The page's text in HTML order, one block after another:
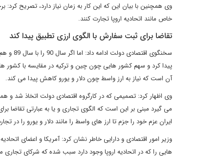
وی همچنین با بیان این که این کار به زمان نیاز دارد، تصریح
خاص مانند اتحادیه اروپا تجارت کنند.
تقاضا برای ثبت سفارش با الگوی ارزی تطبیق پیدا کند
پیدا کرد و سهم کشور هایی چون چین و ترکیه در مقایسه با کشور
آن است که نیاز به ارز واسط چون دلار و یورو کاهش پیدا می کند.
وی اظهار کرد: تصمیمی که در کارگروه اقتصادی دولت اتخاذ
می گیرد مبنی بر این است که الگوی تجاری و یا به عبارتی
ایران عزم خود را جزم تا ارز های واسط را مانند دلار و یورو را در
وزیر امور اقتصادی و دارایی خاطر نشان کرد: آمریکا و اعضای
هایی را که در اتحادیه اروپا وجود دارد سبب شده که شرکای